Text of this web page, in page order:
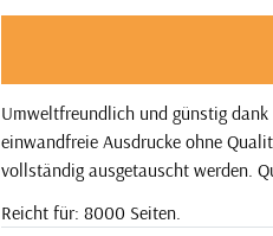
Umweltfreundlich und günstig
einwandfreie Ausdrucke ohne
vollständig ausgetauscht werden.
Reicht für: 8000 Seiten.